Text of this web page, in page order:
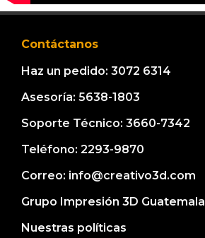
Contáctanos
Haz un pedido: 3072 6314
Asesoría: 5638-1803
Soporte Técnico: 3660-7342
Teléfono: 2293-9870
Correo: info@creativo3d.com
Grupo Impresión 3D Guatemala
Nuestras políticas